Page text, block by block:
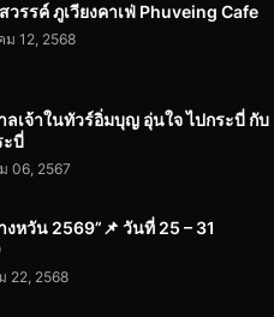
วรรค์ ภูเวียงคาเฟ่ Phuveing Cafe
12, 2568
เจ้าในทัวร์อิ่มบุญ อุ่นใจ ไปกระบี่ กับ
ะบี่
06, 2567
งหวัน 2569”📌 วันที่ 25 – 31
22, 2568